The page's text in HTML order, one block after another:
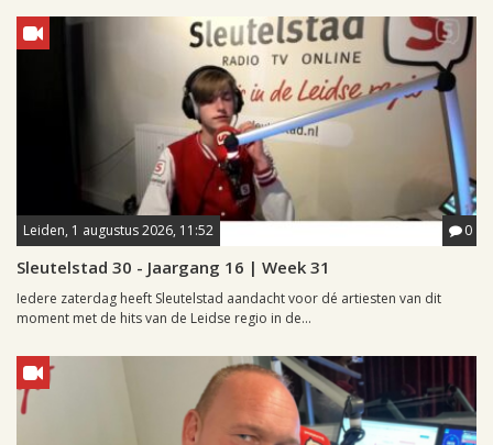
Leiden, 1 augustus 2026, 11:52 0
Sleutelstad 30 - Jaargang 16 | Week 31
Iedere zaterdag heeft Sleutelstad aandacht voor dé artiesten van dit
moment met de hits van de Leidse regio in de...